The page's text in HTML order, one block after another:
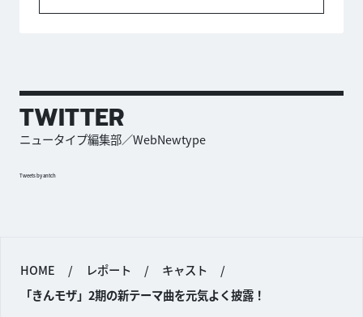
TWITTER
ニュータイプ編集部／WebNewtype
Tweets by antch
HOME / レポート / キャスト
/
「きんモザ」2期の新テーマ曲を元気よく披露！